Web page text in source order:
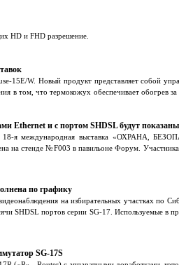
HD и FHD разрешение.
15E/W. Новый продукт представляет собой
в том, что термокожух обеспечивает обогрев
Ethernet и с портом SHDSL будут
18-я международная выставка
на стенде №F003 в павильоне Форум.
по графику
на избирательных участках по
SHDSL портов серии SG-17. Используемые в
SG-17S